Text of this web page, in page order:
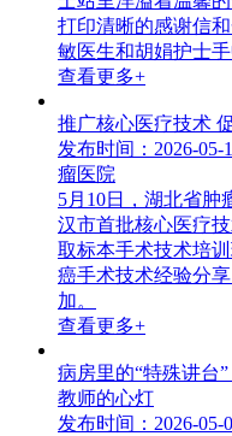
打印清晰的感谢信
敏医生和胡娟护士手
查看更多+
推广核心医疗技术
发布时间：2026-05-
瘤医院
5月10日，湖北省肿
汉市首批核心医疗
取标本手术技术培
癌手术技术经验分
加。
查看更多+
病房里的“特殊讲台
教师的心灯
发布时间：2026-05-